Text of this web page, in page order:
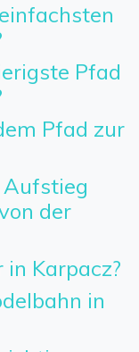
Pfad
Pfad zur
der
Karpacz?
in